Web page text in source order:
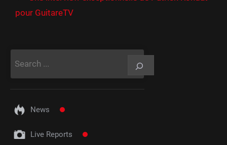
pour GuitareTV
News
Live Reports